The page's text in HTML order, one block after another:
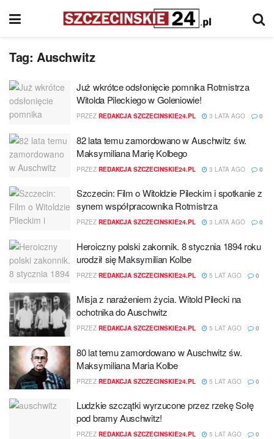
Tag: Auschwitz
Już wkrótce odsłonięcie pomnika Rotmistrza
Witolda Pileckiego w Goleniowie!
PRZEZ REDAKCJA SZCZECINSKIE24.PL 3 LATA AGO 0
82 lata temu zamordowano w Auschwitz św.
Maksymiliana Marię Kolbego
PRZEZ REDAKCJA SZCZECINSKIE24.PL 3 LATA AGO 0
Szczecin: Film o Witoldzie Pileckim i spotkanie z
synem współpracownika Rotmistrza
PRZEZ REDAKCJA SZCZECINSKIE24.PL 3 LATA AGO 0
Heroiczny polski zakonnik. 8 stycznia 1894 roku
urodził się Maksymilian Kolbe
PRZEZ REDAKCJA SZCZECINSKIE24.PL 5 LAT AGO 0
Misja z narażeniem życia. Witold Pilecki na
ochotnika do Auschwitz
PRZEZ REDAKCJA SZCZECINSKIE24.PL 5 LAT AGO 0
80 lat temu zamordowano w Auschwitz św.
Maksymiliana Maria Kolbe
PRZEZ REDAKCJA SZCZECINSKIE24.PL 5 LAT AGO 0
Ludzkie szczątki wyrzucone przez rzekę Sołę
pod bramy Auschwitz!
PRZEZ REDAKCJA SZCZECINSKIE24.PL 5 LAT AGO 0